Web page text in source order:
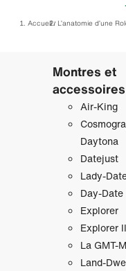
Accueil/ L’anatomie d’une
Montres et
Air‑King
Daytona
Datejust
Day‑Date
Explorer
Explorer II
La
Land-